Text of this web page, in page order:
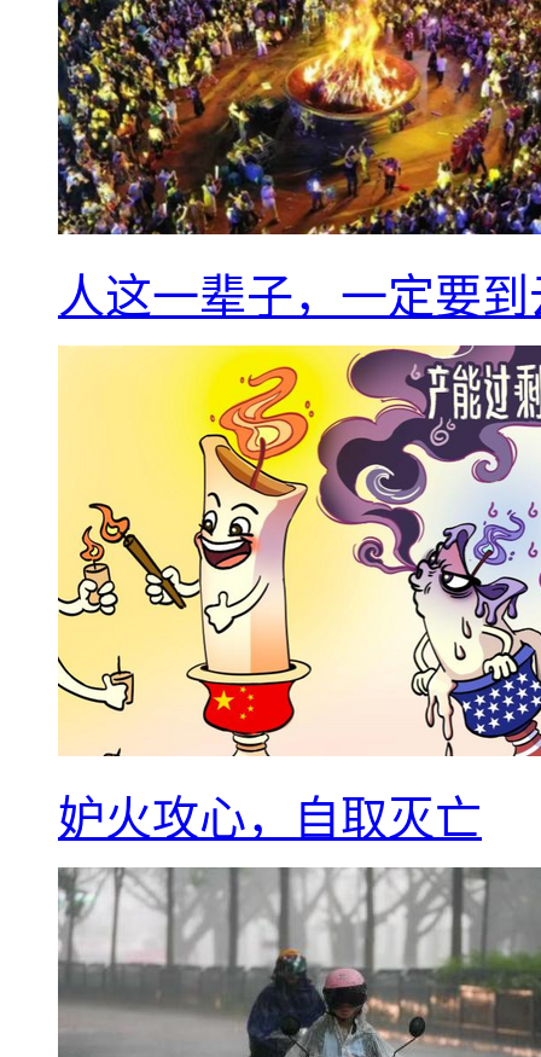
人这一辈子，一定要
妒火攻心，自取灭亡